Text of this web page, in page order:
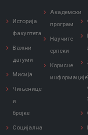
Историја
факултета
Важни
датуми
Мисија
Чињенице
и
бројке
Социјална
Академски
програм
Научите
српски
Корисне
информације